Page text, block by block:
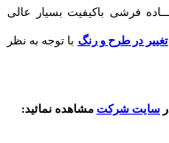
فرشی باکیفیت بسیار عالی
تغییر در طرح و رنگ با توجه به نظر
سایت شرکت مشاهده نمائید: